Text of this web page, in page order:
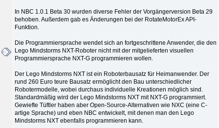
In NBC 1.0.1 Beta 30 wurden diverse Fehler der Vorgängerversion Beta 29
behoben. Außerdem gab es Änderungen bei der RotateMotorEx API-
Funktion.
Die Programmiersprache wendet sich an fortgeschrittene Anwender, die den
Lego Mindstorms NXT-Roboter nicht mit der mitgelieferten visuellen
Programmiersprache NXT-G programmieren wollen.
Der Lego Mindstorms NXT ist ein Roboterbausatz für Heimanwender. Der
rund 260 Euro teure Bausatz ermöglicht den Bau unterschiedlicher
Robotermodelle, wobei durchaus individuelle Kreationen möglich sind.
Standardmäßig wird der Lego Mindstorms NXT mit NXT-G programmiert.
Gewiefte Tüftler haben aber Open-Source-Alternativen wie NXC (eine C-
artige Sprache) und eben NBC entwickelt, mit denen man den Lego
Mindstorms NXT ebenfalls programmieren kann.